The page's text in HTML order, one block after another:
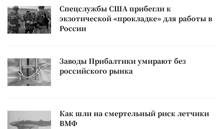
Спецслужбы США прибегли к
экзотической «прокладке» для работы в
России
Заводы Прибалтики умирают без
российского рынка
Как шли на смертельный риск летчики
ВМФ